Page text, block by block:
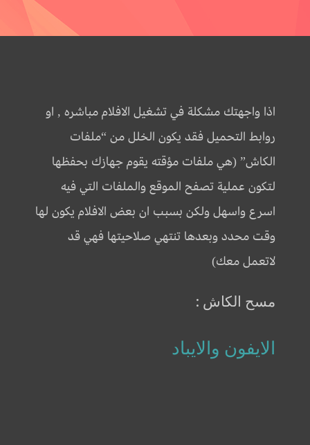
اذا واجهتك مشكلة في تشغيل الافلام مباشره , او
روابط التحميل فقد يكون الخلل من “ملفات
الكاش” (هي ملفات مؤقته يقوم جهازك بحفظها
لتكون عملية تصفح الموقع والملفات التي فيه
اسرع واسهل ولكن بسبب ان بعض الافلام يكون لها
وقت محدد وبعدها تنتهي صلاحيتها فهي قد
لاتعمل معك)
مسح الكاش :
الايفون والايباد